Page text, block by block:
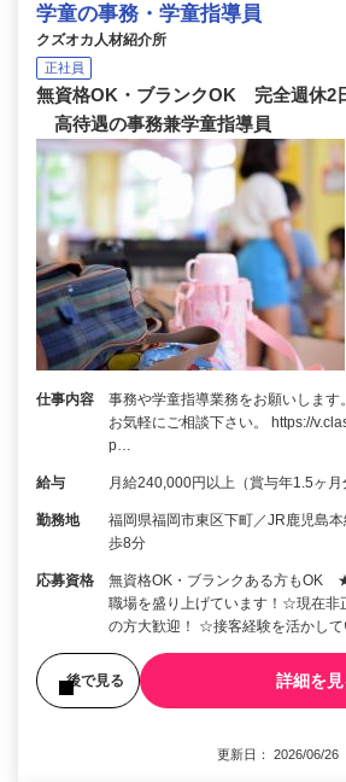
学童の事務・学童指導員
クズオカ人材紹介所
正社員
無資格OK・ブランクOK 完全週休2
高待遇の事務兼学童指導員
仕事内容
事務や学童指導業務をお願いします
お気軽にご相談下さい。 https://
p…
給与 月給240,000円以上（賞与年1.5ヶ月
勤務地
福岡県福岡市東区下町／JR鹿児島
歩8分
応募資格
無資格OK・ブランクある方もOK
職場を盛り上げています！☆現在非
の方大歓迎！ ☆接客経験を活かして
後で見る 詳細を見
更新日： 2026/06/